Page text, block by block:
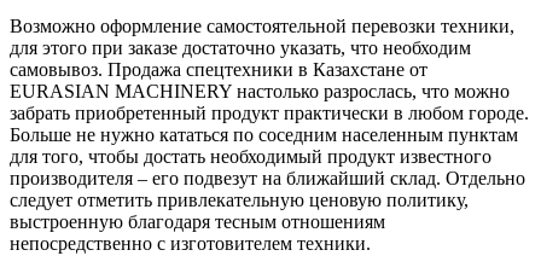
Возможно оформление самостоятельной перевозки техники,
для этого при заказе достаточно указать, что необходим
самовывоз. Продажа спецтехники в Казахстане от
EURASIAN MACHINERY настолько разрослась, что можно
забрать приобретенный продукт практически в любом городе.
Больше не нужно кататься по соседним населенным пунктам
для того, чтобы достать необходимый продукт известного
производителя – его подвезут на ближайший склад. Отдельно
следует отметить привлекательную ценовую политику,
выстроенную благодаря тесным отношениям
непосредственно с изготовителем техники.